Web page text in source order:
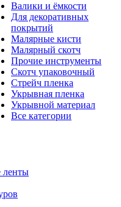
Валики и ёмкости
Для декоративных
покрытий
Малярные кисти
Малярный скотч
Прочие инструменты
Скотч упаковочный
Стрейч пленка
Укрывная пленка
Укрывной материал
Все категории
ленты